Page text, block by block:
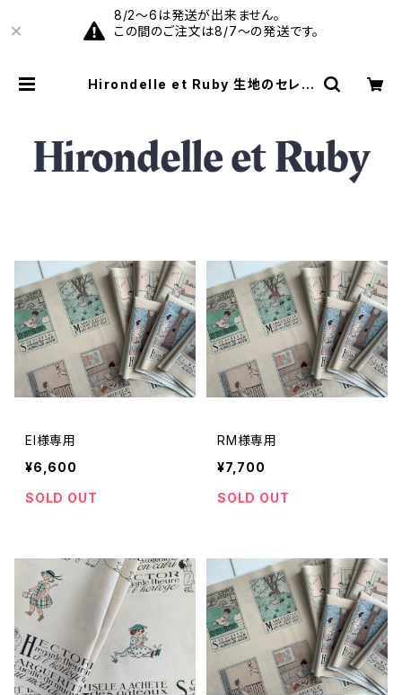
8/2〜6は発送が出来ません。
この間のご注文は8/7〜の発送です。
Hirondelle et Ruby 生地のセレク
EI様専用
¥6,600
SOLD OUT
RM様専用
¥7,700
SOLD OUT